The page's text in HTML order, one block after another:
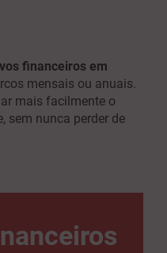
financeiros em
mensais ou anuais.
mais facilmente o
sem nunca perder de